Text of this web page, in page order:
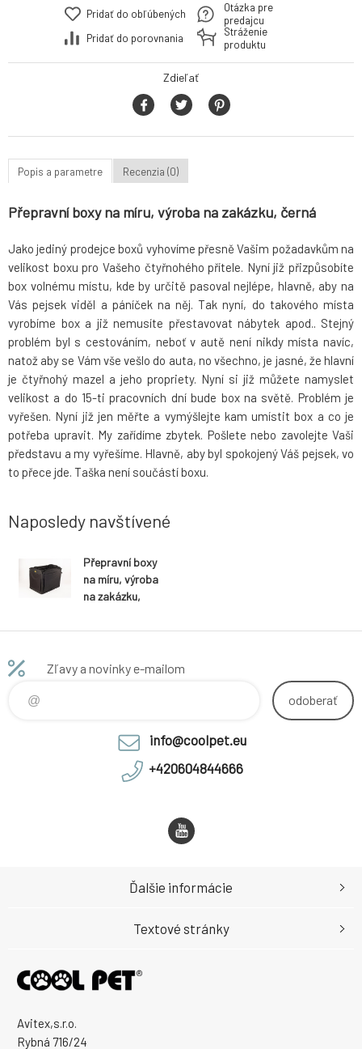
Pridať do obľúbených
Pridať do porovnania
Otázka pre
predajcu
Stráženie
produktu
Zdieľať
Popis a parametre Recenzia (0)
Přepravní boxy na míru, výroba na zakázku, černá
Jako jediný prodejce boxů vyhovíme přesně Vašim požadavkům na
velikost boxu pro Vašeho čtyřnohého přítele. Nyní již přizpůsobíte
box volnému místu, kde by určitě pasoval nejlépe, hlavně, aby na
Vás pejsek viděl a páníček na něj. Tak nyní, do takového místa
vyrobíme box a již nemusíte přestavovat nábytek apod.. Stejný
problém byl s cestováním, neboť v autě není nikdy místa navíc,
natož aby se Vám vše vešlo do auta, no všechno, je jasné, že hlavní
je čtyřnohý mazel a jeho propriety. Nyní si již můžete namyslet
velikost a do 15-ti pracovních dní bude box na světě. Problém je
vyřešen. Nyní již jen měřte a vymýšlejte kam umístit box a co je
potřeba upravit. My zařídíme zbytek. Pošlete nebo zavolejte Vaši
představu a my vyřešíme. Hlavně, aby byl spokojený Váš pejsek, vo
to přece jde. Taška není součástí boxu.
Naposledy navštívené
Přepravní boxy
na míru, výroba
na zakázku,
Zľavy a novinky e-mailom
odoberať
info@coolpet.eu
+420604844666
Avitex,s.r.o.
Rybná 716/24
Ďalšie informácie
Textové stránky